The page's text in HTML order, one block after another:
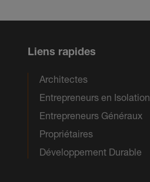
Liens rapides
Architectes
Entrepreneurs en Isolation
Entrepreneurs Généraux
Propriétaires
Développement Durable